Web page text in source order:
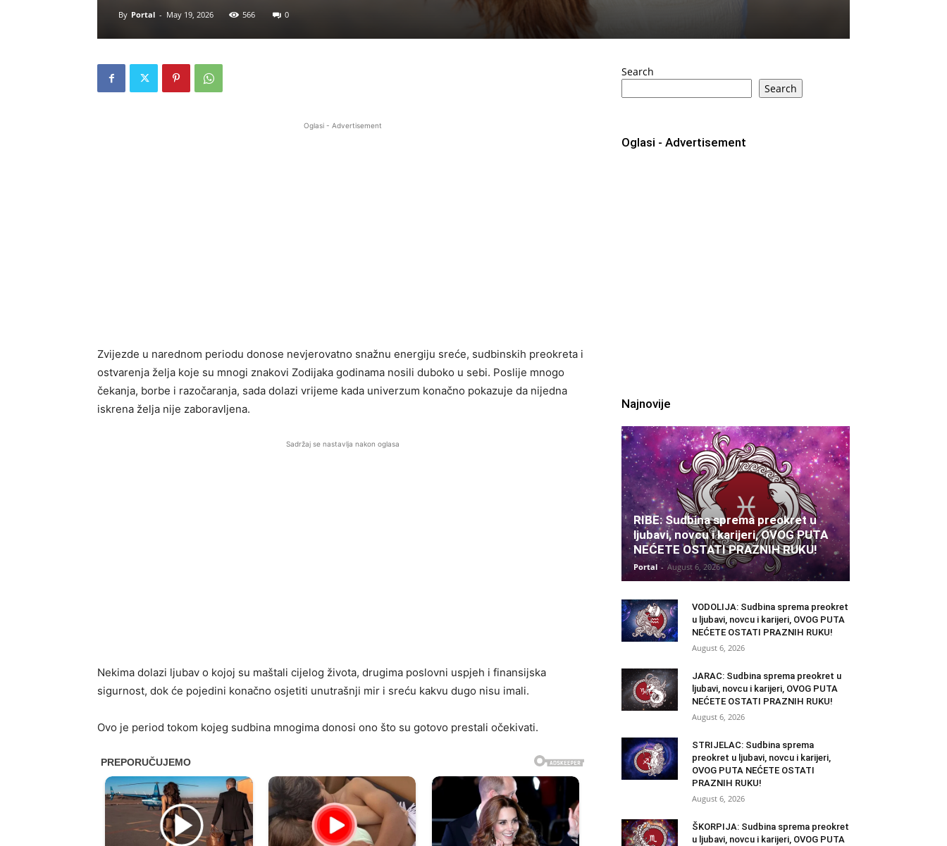
By Portal - May 19, 2026 566 0
Oglasi - Advertisement
Zvijezde u narednom periodu donose nevjerovatno snažnu energiju sreće, sudbinskih preokreta i
ostvarenja želja koje su mnogi znakovi Zodijaka godinama nosili duboko u sebi. Poslije mnogo
čekanja, borbe i razočaranja, sada dolazi vrijeme kada univerzum konačno pokazuje da nijedna
iskrena želja nije zaboravljena.
Sadržaj se nastavlja nakon oglasa
Nekima dolazi ljubav o kojoj su maštali cijelog života, drugima poslovni uspjeh i finansijska
sigurnost, dok će pojedini konačno osjetiti unutrašnji mir i sreću kakvu dugo nisu imali.
Ovo je period tokom kojeg sudbina mnogima donosi ono što su gotovo prestali očekivati.
Search
Search
Oglasi - Advertisement
Najnovije
RIBE: Sudbina sprema preokret u
ljubavi, novcu i karijeri, OVOG PUTA
NEĆETE OSTATI PRAZNIH RUKU!
Portal - August 6, 2026
VODOLIJA: Sudbina sprema preokret
u ljubavi, novcu i karijeri, OVOG PUTA
NEĆETE OSTATI PRAZNIH RUKU!
August 6, 2026
JARAC: Sudbina sprema preokret u
ljubavi, novcu i karijeri, OVOG PUTA
NEĆETE OSTATI PRAZNIH RUKU!
August 6, 2026
STRIJELAC: Sudbina sprema
preokret u ljubavi, novcu i karijeri,
OVOG PUTA NEĆETE OSTATI
PRAZNIH RUKU!
August 6, 2026
ŠKORPIJA: Sudbina sprema preokret
u ljubavi, novcu i karijeri, OVOG PUTA